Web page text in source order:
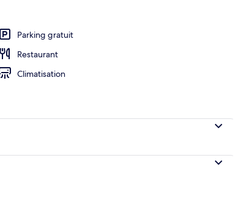
Parking gratuit
Restaurant
Climatisation